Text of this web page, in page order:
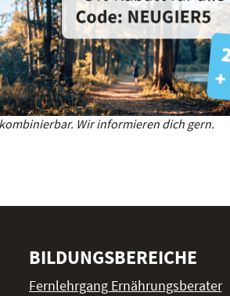
Wir informieren dich gern.
BILDUNGSBEREICHE
Fernlehrgang Ernährungsberater